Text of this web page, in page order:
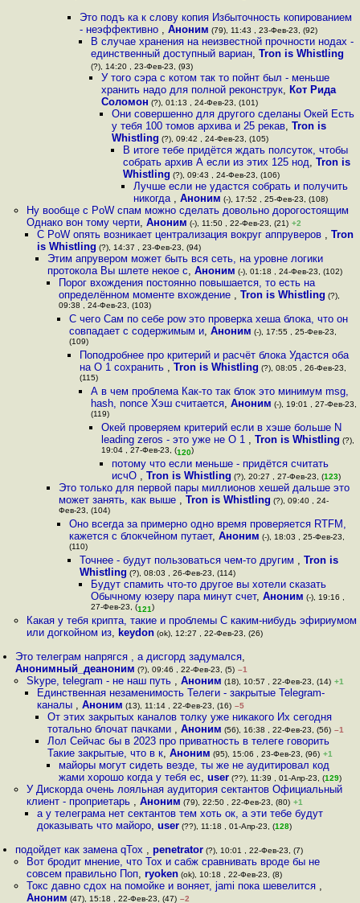
Это подъ ка к слову копия Избыточность копированием
- неэффективно ,Аноним (79), 11:43 , 23-Фев-23, (92)
В случае хранения на неизвестной прочности нодах -
единственный доступный вариан, Tron is Whistling
(?), 14:20 , 23-Фев-23, (93)
У того сэра с котом так то пойнт был - меньше
хранить надо для полной реконструк, Кот Рида
Соломон (?), 01:13 , 24-Фев-23, (101)
Они совершенно для другого сделаны Окей Есть
у тебя 100 томов архива и 25 рекав,Tron is
Whistling (?), 09:42 , 24-Фев-23, (105)
В итоге тебе придётся ждать полсуток, чтобы
собрать архив А если из этих 125 нод, Tron is
Whistling (?), 09:43 , 24-Фев-23, (106)
Лучше если не удастся собрать и получить
никогда , Аноним (-), 17:52 , 25-Фев-23, (108)
Ну вообще с PoW спам можно сделать довольно дорогостоящим
Однако вон тому черти, Аноним (-), 11:50 , 22-Фев-23, (21) +2
С PoW опять возникает централизация вокруг аппруверов , Tron
is Whistling (?), 14:37 , 23-Фев-23, (94)
Этим апрувером может быть вся сеть, на уровне логики
протокола Вы шлете некое с,Аноним (-), 01:18 , 24-Фев-23, (102)
Порог вхождения постоянно повышается, то есть на
определённом моменте вхождение , Tron is Whistling (?),
09:38 , 24-Фев-23, (103)
С чего Сам по себе pow это проверка хеша блока, что он
совпадает с содержимым и, Аноним (-), 17:55 , 25-Фев-23,
(109)
Поподробнее про критерий и расчёт блока Удастся оба
на O 1 сохранить ,Tron is Whistling (?), 08:05 , 26-Фев-23,
(115)
А в чем проблема Как-то так блок это минимум msg,
hash, nonce Хэш считается, Аноним (-), 19:01 , 27-Фев-23,
(119)
Окей проверяем критерий если в хэше больше N
leading zeros - это уже не O 1 , Tron is Whistling (?),
19:04 , 27-Фев-23, (120)
потому что если меньше - придётся считать
исчО ,Tron is Whistling (?), 20:27 , 27-Фев-23, (123)
Это только для первой пары миллионов хешей дальше это
может занять, как выше , Tron is Whistling (?), 09:40 , 24-
Фев-23, (104)
Оно всегда за примерно одно время проверяется RTFM,
кажется с блокчейном путает, Аноним (-), 18:03 , 25-Фев-23,
(110)
Точнее - будут пользоваться чем-то другим ,Tron is
Whistling (?), 08:03 , 26-Фев-23, (114)
Будут спамить что-то другое вы хотели сказать
Обычному юзеру пара минут счет, Аноним (-), 19:16 ,
27-Фев-23, (121)
Какая у тебя крипта, такие и проблемы С каким-нибудь эфириумом
или догкойном из, keydon(ok), 12:27 , 22-Фев-23, (26)
Это телеграм напрягся , а дисгорд задумался,
Анонимный_деаноним (?), 09:46 , 22-Фев-23, (5) –1
Skype, telegram - не наш путь , Аноним (18), 10:57 , 22-Фев-23, (14) +1
Единственная незаменимость Телеги - закрытые Telegram-
каналы , Аноним (13), 11:14 , 22-Фев-23, (16) –5
От этих закрытых каналов толку уже никакого Их сегодня
тотально блочат пачками ,Аноним (56), 16:38 , 22-Фев-23, (56) –1
Лол Сейчас бы в 2023 про приватность в телеге говорить
Такие закрытые, что в к,Аноним (95), 15:06 , 23-Фев-23, (96) +1
майоры могут сидеть везде, ты же не аудитировал код
жами хорошо когда у тебя ес, user(??), 11:39 , 01-Апр-23, (129)
У Дискорда очень лояльная аудитория сектантов Официальный
клиент - проприетарь , Аноним (79), 22:50 , 22-Фев-23, (80) +1
а у телеграма нет сектантов тем хоть ок, а эти тебе будут
доказывать что майоро, user(??), 11:18 , 01-Апр-23, (128)
подойдет как замена qTox ,penetrator (?), 10:01 , 22-Фев-23, (7)
Вот бродит мнение, что Tox и сабж сравнивать вроде бы не
совсем правильно Поп, ryoken(ok), 10:18 , 22-Фев-23, (8)
Токс давно сдох на помойке и воняет, jami пока шевелится ,
Аноним (47), 15:18 , 22-Фев-23, (47) –2